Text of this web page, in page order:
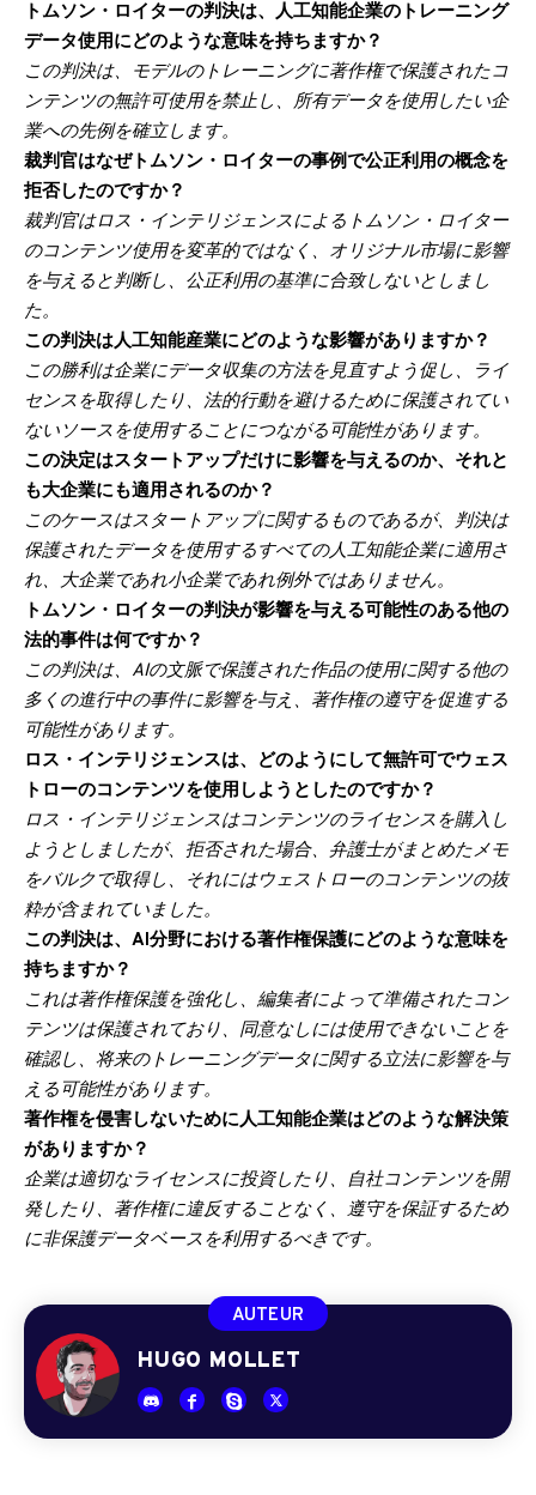
トムソン・ロイターの判決は、人工知能企業のトレーニング
データ使用にどのような意味を持ちますか？
この判決は、モデルのトレーニングに著作権で保護されたコ
ンテンツの無許可使用を禁止し、所有データを使用したい企
業への先例を確立します。
裁判官はなぜトムソン・ロイターの事例で公正利用の概念を
拒否したのですか？
裁判官はロス・インテリジェンスによるトムソン・ロイター
のコンテンツ使用を変革的ではなく、オリジナル市場に影響
を与えると判断し、公正利用の基準に合致しないとしまし
た。
この判決は人工知能産業にどのような影響がありますか？
この勝利は企業にデータ収集の方法を見直すよう促し、ライ
センスを取得したり、法的行動を避けるために保護されてい
ないソースを使用することにつながる可能性があります。
この決定はスタートアップだけに影響を与えるのか、それと
も大企業にも適用されるのか？
このケースはスタートアップに関するものであるが、判決は
保護されたデータを使用するすべての人工知能企業に適用さ
れ、大企業であれ小企業であれ例外ではありません。
トムソン・ロイターの判決が影響を与える可能性のある他の
法的事件は何ですか？
この判決は、AIの文脈で保護された作品の使用に関する他の
多くの進行中の事件に影響を与え、著作権の遵守を促進する
可能性があります。
ロス・インテリジェンスは、どのようにして無許可でウェス
トローのコンテンツを使用しようとしたのですか？
ロス・インテリジェンスはコンテンツのライセンスを購入し
ようとしましたが、拒否された場合、弁護士がまとめたメモ
をバルクで取得し、それにはウェストローのコンテンツの抜
粋が含まれていました。
この判決は、AI分野における著作権保護にどのような意味を
持ちますか？
これは著作権保護を強化し、編集者によって準備されたコン
テンツは保護されており、同意なしには使用できないことを
確認し、将来のトレーニングデータに関する立法に影響を与
える可能性があります。
著作権を侵害しないために人工知能企業はどのような解決策
がありますか？
企業は適切なライセンスに投資したり、自社コンテンツを開
発したり、著作権に違反することなく、遵守を保証するため
に非保護データベースを利用するべきです。
AUTEUR
HUGO MOLLET